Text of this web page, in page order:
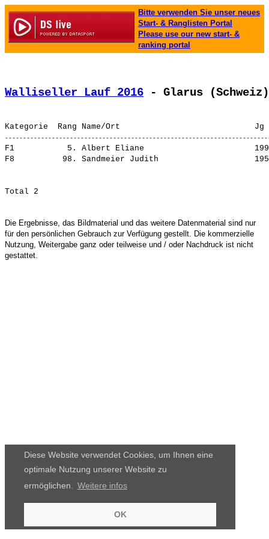
Diese Website verwendet Cookies, um Ihnen eine
optimale Nutzung unserer Website zu
ermöglichen.
Weitere infos
OK
Bitte verwenden Sie unser neues
Start- & Ranglisten Portal
Please use our new start- &
ranking portal
Walliseller Lauf 2016 - Glarus (Schweiz)
F1           5. Albert Eliane
F8          98. Sandmeier Judith
Die Ergebnisse, das Bildmaterial und das weitere Datenmaterial sind nur
für den persönlichen Gebrauch zur Verfügung gestellt. Die kommerzielle
Nutzung, Weitergabe ganz oder teilweise und / oder Nachdruck ist nicht
gestattet.